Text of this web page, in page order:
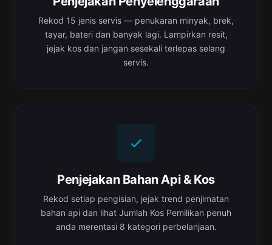
Rekod 15 jenis servis — penukaran minyak, brek,
tayar, bateri dan banyak lagi. Lampirkan resit,
jejak kos dan jangan sesekali terlepas selang
servis.
Penjejakan Bahan Api & Kos
Rekod setiap pengisian, jejak trend penjimatan
bahan api dan lihat Jumlah Kos Pemilikan penuh
anda merentasi 8 kategori perbelanjaan.